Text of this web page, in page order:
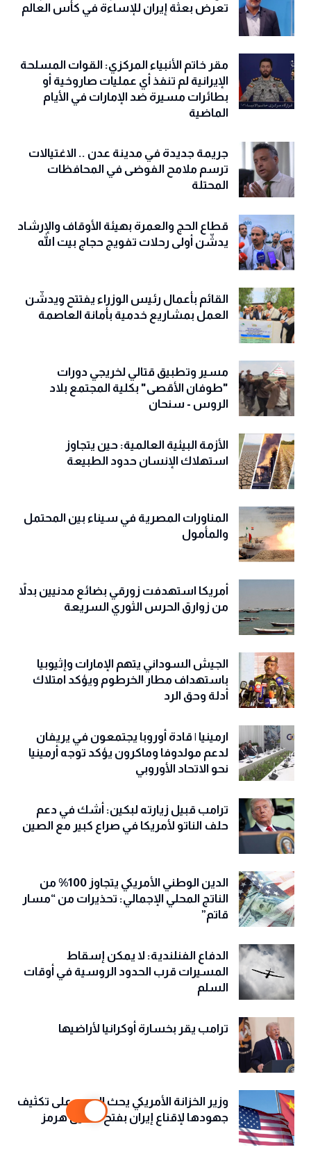
تعرض بعثة إيران للإساءة في كأس العالم
مقر خاتم الأنبياء المركزي: القوات المسلحة
الإيرانية لم تنفذ أي عمليات صاروخية أو
بطائرات مسيرة ضد الإمارات في الأيام
الماضية
جريمة جديدة في مدينة عدن .. الاغتيالات
ترسم ملامح الفوضى في المحافظات
المحتلة
قطاع الحج والعمرة بهيئة الأوقاف والإرشاد
يدشّن أولى رحلات تفويج حجاج بيت الله
القائم بأعمال رئيس الوزراء يفتتح ويدشّن
العمل بمشاريع خدمية بأمانة العاصمة
مسير وتطبيق قتالي لخريجي دورات
"طوفان الأقصى" بكلية المجتمع بلاد
الروس - سنحان
الأزمة البيئية العالمية: حين يتجاوز
استهلاك الإنسان حدود الطبيعة
المناورات المصرية في سيناء بين المحتمل
والمأمول
أمريكا استهدفت زورقي بضائع مدنيين بدلاً
من زوارق الحرس الثوري السريعة
الجيش السوداني يتهم الإمارات وإثيوبيا
باستهداف مطار الخرطوم ويؤكد امتلاك
أدلة وحق الرد
ارمينيا | قادة أوروبا يجتمعون في يريفان
لدعم مولدوفا وماكرون يؤكد توجه أرمينيا
نحو الاتحاد الأوروبي
ترامب قبيل زيارته لبكين: أشك في دعم
حلف الناتو لأمريكا في صراع كبير مع الصين
الدين الوطني الأمريكي يتجاوز 100% من
الناتج المحلي الإجمالي: تحذيرات من “مسار
قاتم”
الدفاع الفنلندية: لا يمكن إسقاط
المسيرات قرب الحدود الروسية في أوقات
السلم
ترامب يقر بخسارة أوكرانيا لأراضيها
وزير الخزانة الأمريكي يحث الصين على تكثيف
جهودها لإقناع إيران بفتح مضيق هرمز